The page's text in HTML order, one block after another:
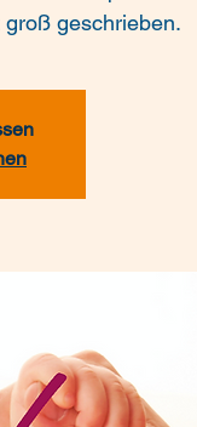
geschrieben.